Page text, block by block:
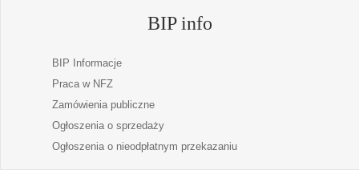
BIP info
BIP Informacje
Praca w NFZ
Zamówienia publiczne
Ogłoszenia o sprzedaży
Ogłoszenia o nieodpłatnym przekazaniu